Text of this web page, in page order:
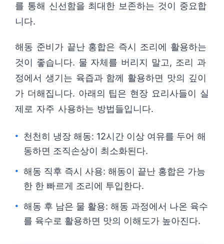
를 통해 신선함을 최대한 보존하는 것이 중요합
니다.
해동 준비가 끝난 홍합은 즉시 조리에 활용하는
것이 좋습니다. 물 자체를 버리지 말고, 조리 과
정에서 생기는 육즙과 함께 활용하면 맛의 깊이
가 더해집니다. 아래의 팁은 현장 요리사들이 실
제로 자주 사용하는 방법들입니다.
천천히 냉장 해동: 12시간 이상 여유를 두어 해
동하면 조직손상이 최소화된다.
해동 직후 즉시 사용: 해동이 끝난 홍합은 가능
한 한 빠르게 조리에 투입한다.
해동 후 남은 물 활용: 해동 과정에서 나온 육수
를 육수로 활용하면 맛의 이해도가 높아진다.